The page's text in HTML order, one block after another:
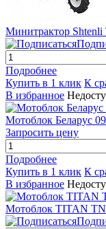
Минитрактор
Подробнее
Купить в 1 клик К
В избранное
Мотоблок Беларус
Запросить цену
Подробнее
Купить в 1 клик К
В избранное
Мотоблок TITAN